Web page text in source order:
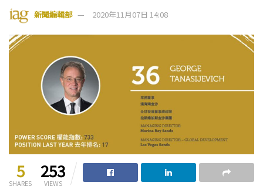
新聞編輯部 2020年11月07日 14:08
5
SHARES
253
VIEWS